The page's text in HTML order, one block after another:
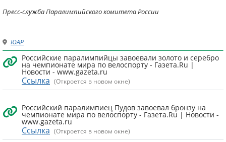
Пресс-служба Паралимпийского комитета России
ЮАР
Российские паралимпийцы завоевали золото и серебро
на чемпионате мира по велоспорту - Газета.Ru |
Новости - www.gazeta.ru
Ссылка (Откроется в новом окне)
Российский паралимпиец Пудов завоевал бронзу на
чемпионате мира по велоспорту - Газета.Ru | Новости -
www.gazeta.ru
Ссылка (Откроется в новом окне)